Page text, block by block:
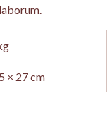
× 27 cm